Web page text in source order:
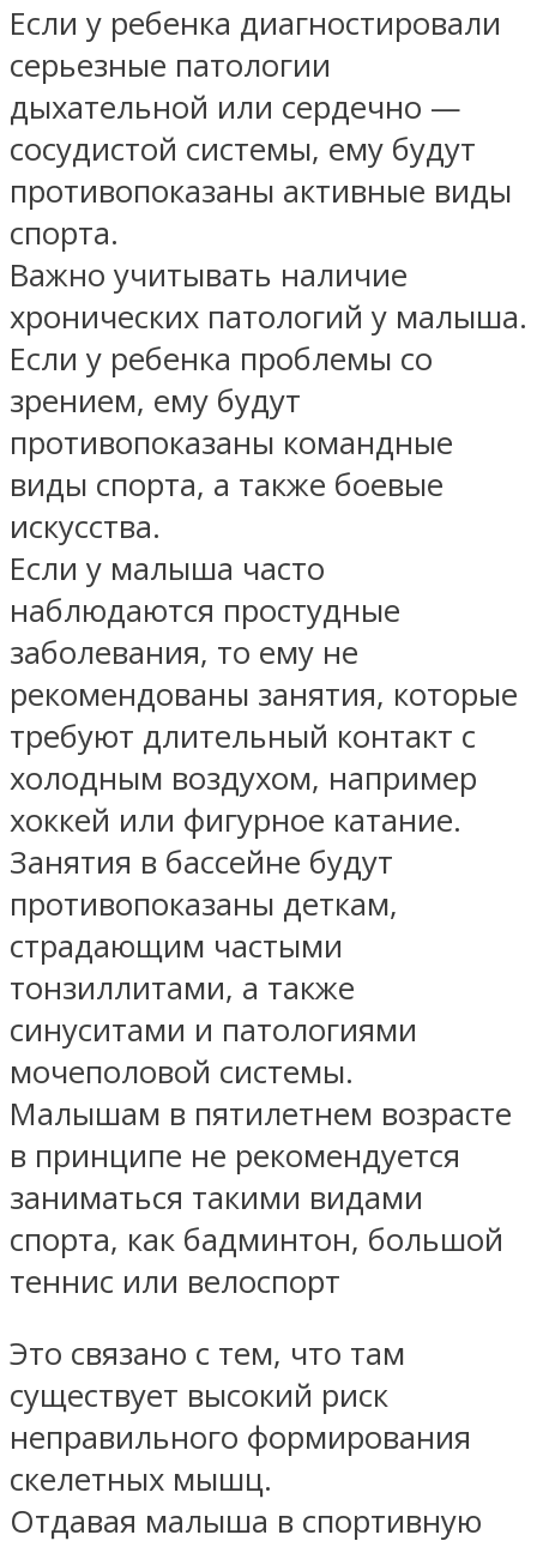
Если у ребенка диагностировали
серьезные патологии
дыхательной или сердечно —
сосудистой системы, ему будут
противопоказаны активные виды
спорта.
Важно учитывать наличие
хронических патологий у малыша.
Если у ребенка проблемы со
зрением, ему будут
противопоказаны командные
виды спорта, а также боевые
искусства.
Если у малыша часто
наблюдаются простудные
заболевания, то ему не
рекомендованы занятия, которые
требуют длительный контакт с
холодным воздухом, например
хоккей или фигурное катание.
Занятия в бассейне будут
противопоказаны деткам,
страдающим частыми
тонзиллитами, а также
синуситами и патологиями
мочеполовой системы.
Малышам в пятилетнем возрасте
в принципе не рекомендуется
заниматься такими видами
спорта, как бадминтон, большой
теннис или велоспорт
Это связано с тем, что там
существует высокий риск
неправильного формирования
скелетных мышц.
Отдавая малыша в спортивную